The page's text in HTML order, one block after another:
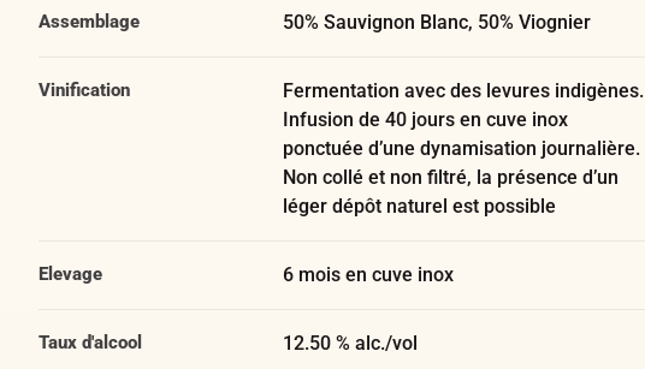
Assemblage 50% Sauvignon Blanc, 50% Viognier
Vinification
Fermentation avec des levures indigènes.
Infusion de 40 jours en cuve inox
ponctuée d’une dynamisation journalière.
Non collé et non filtré, la présence d’un
léger dépôt naturel est possible
Elevage 6 mois en cuve inox
Taux d'alcool 12.50 % alc./vol